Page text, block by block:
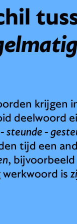
krijgen
deelwoord
steunde -
tijd een
, bijvoorbeeld
is